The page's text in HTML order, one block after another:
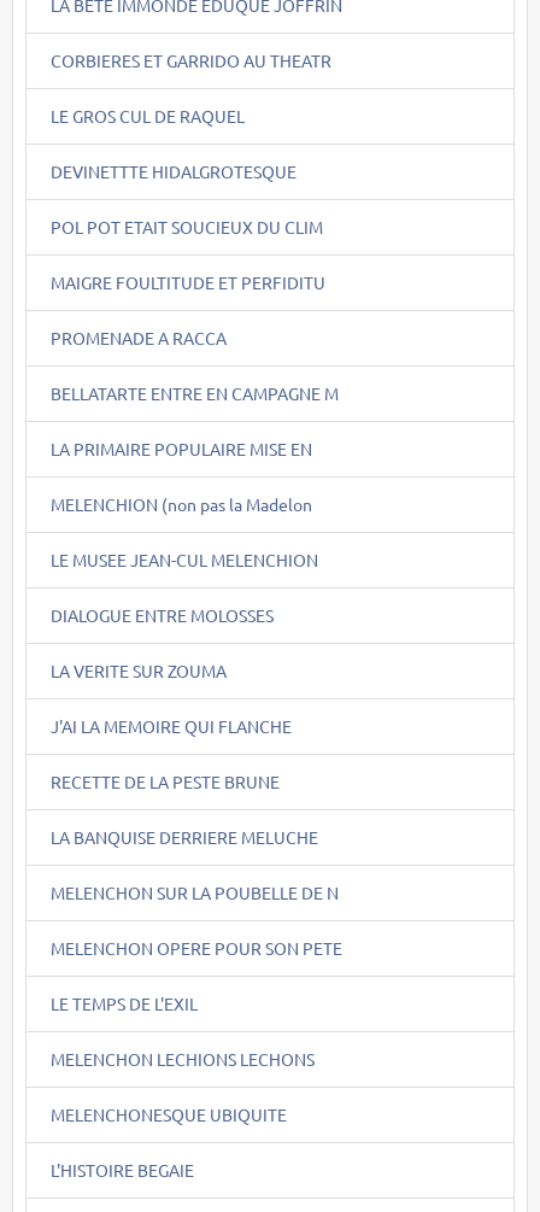
LA BÊTE IMMONDE EDUQUE JOFFRIN
CORBIERES ET GARRIDO AU THEATR
LE GROS CUL DE RAQUEL
DEVINETTTE HIDALGROTESQUE
POL POT ETAIT SOUCIEUX DU CLIM
MAIGRE FOULTITUDE ET PERFIDITU
PROMENADE A RACCA
BELLATARTE ENTRE EN CAMPAGNE M
LA PRIMAIRE POPULAIRE MISE EN
MELENCHION (non pas la Madelon
LE MUSEE JEAN-CUL MELENCHION
DIALOGUE ENTRE MOLOSSES
LA VERITE SUR ZOUMA
J'AI LA MEMOIRE QUI FLANCHE
RECETTE DE LA PESTE BRUNE
LA BANQUISE DERRIERE MELUCHE
MELENCHON SUR LA POUBELLE DE N
MELENCHON OPERE POUR SON PETE
LE TEMPS DE L'EXIL
MELENCHON LECHIONS LECHONS
MELENCHONESQUE UBIQUITE
L'HISTOIRE BEGAIE